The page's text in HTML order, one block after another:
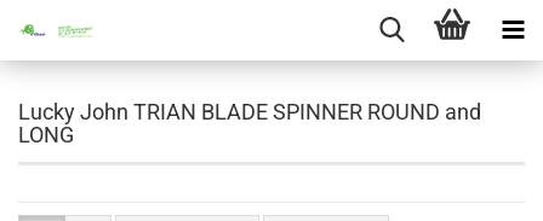
Lucky John TRIAN BLADE SPINNER ROUND and
LONG